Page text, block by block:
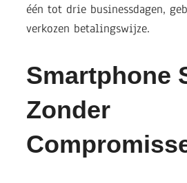
één tot drie businessdagen,
verkozen betalingswijze.
Smartphone
Zonder